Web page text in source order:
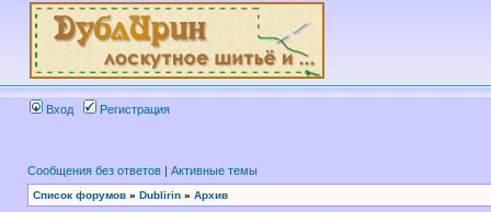
Вход Регистрация
Сообщения без ответов | Активные темы
Список форумов » Dublirin » Архив